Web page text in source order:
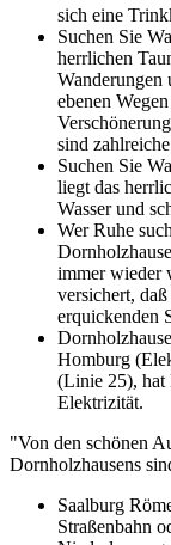
sich eine
Suchen Sie
herrlichen
Wanderungen
ebenen
sind
Suchen Sie
liegt das
Wasser und
Wer Ruhe
immer wieder
versichert,
erquickenden
Homburg
(Linie 25), hat
Elektrizität.
"Von den schönen
Dornholzhausens
Saalburg
Straßenbahn